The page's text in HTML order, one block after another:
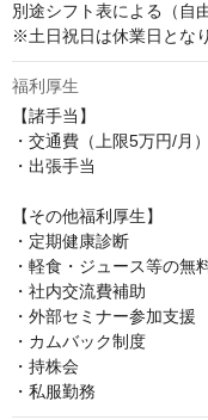
別途シフト表による（自
※土日祝日は休業日とな
福利厚生
【諸手当】
・交通費（上限5万円/月）
・出張手当
【その他福利厚生】
・定期健康診断
・軽食・ジュース等の無
・社内交流費補助
・外部セミナー参加支援
・カムバック制度
・持株会
・私服勤務